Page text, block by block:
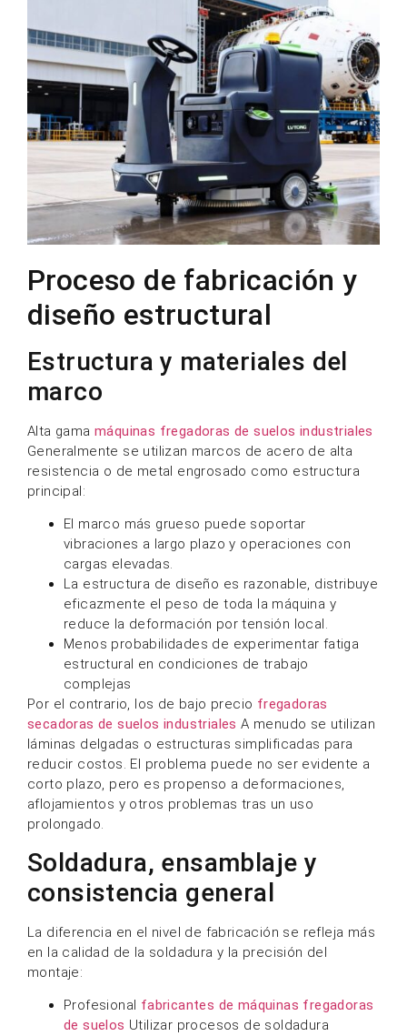
Proceso de fabricación y
diseño estructural
Estructura y materiales del
marco
Alta gama máquinas fregadoras de suelos industriales
Generalmente se utilizan marcos de acero de alta
resistencia o de metal engrosado como estructura
principal:
El marco más grueso puede soportar
vibraciones a largo plazo y operaciones con
cargas elevadas.
La estructura de diseño es razonable, distribuye
eficazmente el peso de toda la máquina y
reduce la deformación por tensión local.
Menos probabilidades de experimentar fatiga
estructural en condiciones de trabajo
complejas
Por el contrario, los de bajo precio fregadoras
secadoras de suelos industriales A menudo se utilizan
láminas delgadas o estructuras simplificadas para
reducir costos. El problema puede no ser evidente a
corto plazo, pero es propenso a deformaciones,
aflojamientos y otros problemas tras un uso
prolongado.
Soldadura, ensamblaje y
consistencia general
La diferencia en el nivel de fabricación se refleja más
en la calidad de la soldadura y la precisión del
montaje:
Profesional fabricantes de máquinas fregadoras
de suelos Utilizar procesos de soldadura